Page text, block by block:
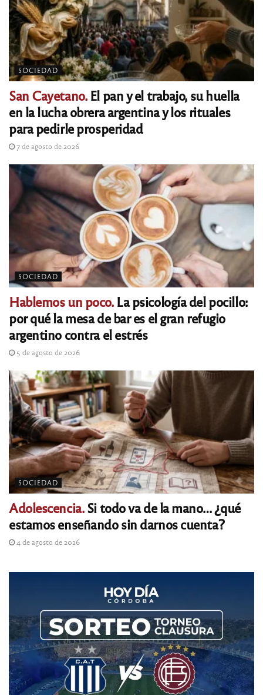
SOCIEDAD
San Cayetano.El pan y el trabajo, su huella
en la lucha obrera argentina y los rituales
para pedirle prosperidad
7 de agosto de 2026
SOCIEDAD
Hablemos un poco.La psicología del pocillo:
por qué la mesa de bar es el gran refugio
argentino contra el estrés
5 de agosto de 2026
SOCIEDAD
Adolescencia.Si todo va de la mano… ¿qué
estamos enseñando sin darnos cuenta?
4 de agosto de 2026